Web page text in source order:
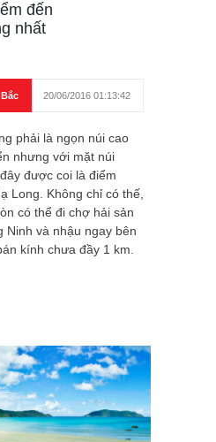
đến
nhất
20/06/2016 01:13:42
phải là ngọn núi cao
nhưng với mặt núi
được coi là điểm
Long. Không chỉ có thế,
có thể đi chợ hải sản
Ninh và nhậu ngay bên
kính chưa đầy 1 km.